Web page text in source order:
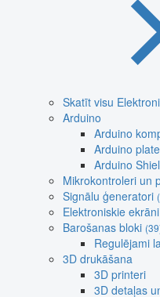
Skatīt visu
Arduino
Arduino
Arduino
Arduino
Mikrokontroleri un
Signālu ģeneratori
Elektroniskie ekrāni
Barošanas bloki
Regulējami
3D drukāšana
3D printeri
3D detaļas